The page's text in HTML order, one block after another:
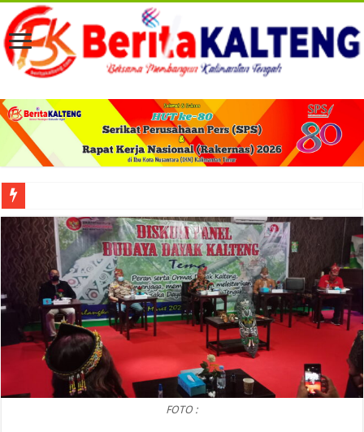
Viral! Selama Dua Bulan Lebih Siltap Serta Tunjangan Pemdes dan BPD di
FOTO :